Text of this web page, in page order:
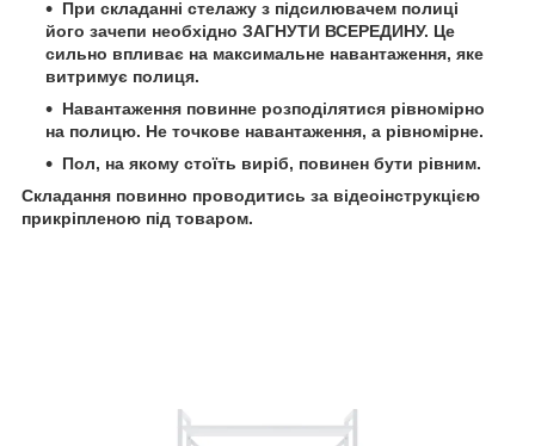
При складанні стелажу з підсилювачем полиці
його зачепи необхідно ЗАГНУТИ ВСЕРЕДИНУ. Це
сильно впливає на максимальне навантаження, яке
витримує полиця.
Навантаження повинне розподілятися рівномірно
на полицю. Не точкове навантаження, а рівномірне.
Пол, на якому стоїть виріб, повинен бути рівним.
Складання повинно проводитись за відеоінструкцією
прикріпленою під товаром.